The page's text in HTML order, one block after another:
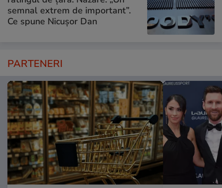
semnal extrem de important”.
Ce spune Nicușor Dan
PARTENERI